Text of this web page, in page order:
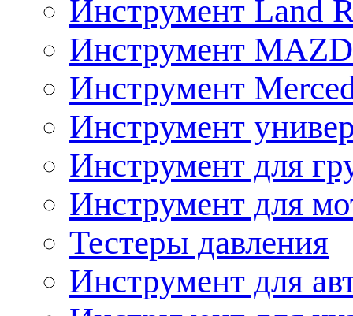
Инструмент Land
Инструмент
Инструмент
Инструмент
Инструмент для
Инструмент для
Тестеры давления
Инструмент для